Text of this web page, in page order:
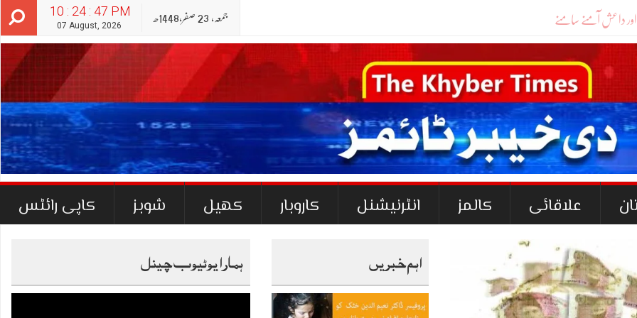
10 : 24 : 48 PM
07 August, 2026
جمعہ‬‮, 23 صفر‬,1448ھ
علاقائی کالمز انٹرنیشنل کاروبار کھیل شوبز کاپی رائٹس
اہم خبریں ہمارا یوٹیوب چینل